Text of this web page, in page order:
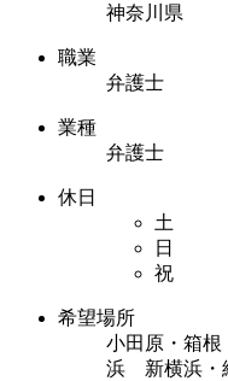
神奈川県
職業
弁護士
業種
弁護士
休日
土
日
祝
希望場所
小田原・箱
浜 新横浜・